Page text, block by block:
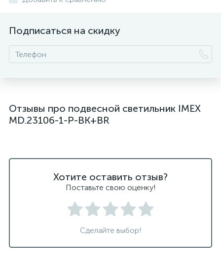
подвесные черные светодиодные светильники
светильники дизайнерские из Италии
светильники подвесные белые
Подписаться на скидку
Отзывы про подвесной светильник IMEX
MD.23106-1-P-BK+BR
Хотите оставить отзыв?
Поставьте свою оценку!
Сделайте выбор!